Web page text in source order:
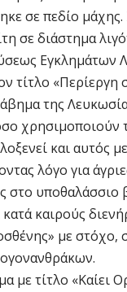
σε πεδίο
σε διάστημα
Εγκλημάτων
τίτλο «Περίεργη
της
χρησιμοποιούν
και αυτός
λόγο για
στο
καιρούς
με
με τίτλο «Καίει